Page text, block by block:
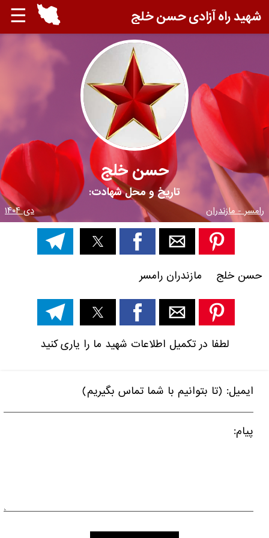
☰ شهید راه آزادی حسن خلج
حسن خلج
تاریخ و محل شهادت:
رامسر - مازندران دی ۱۴۰۴
حسن خلج مازندران رامسر
لطفا در تکمیل اطلاعات شهید ما را یاری کنید
ایمیل: (تا بتوانیم با شما تماس بگیریم)
پیام: